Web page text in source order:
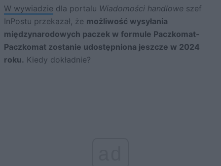
W wywiadzie dla portalu Wiadomości handlowe szef
InPostu przekazał, że możliwość wysyłania
międzynarodowych paczek w formule Paczkomat-
Paczkomat zostanie udostępniona jeszcze w 2024
roku. Kiedy dokładnie?